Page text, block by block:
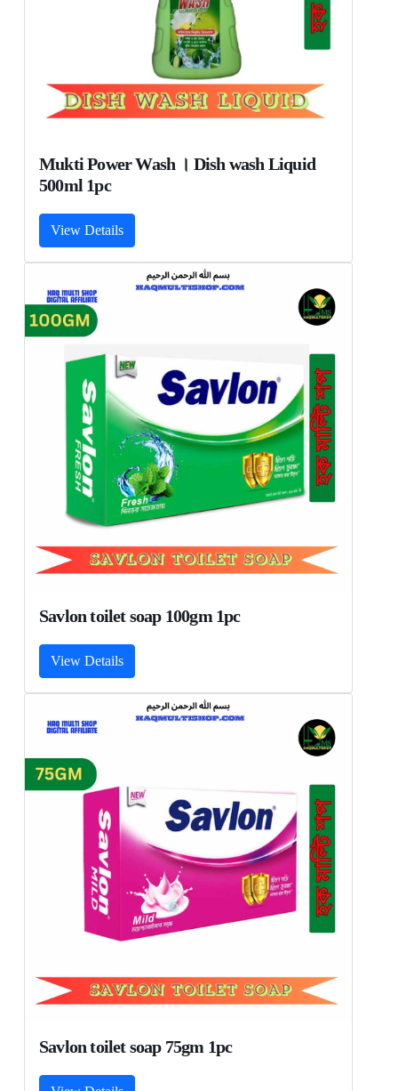
Mukti Power Wash । Dish wash Liquid
500ml 1pc
View Details
Savlon toilet soap 100gm 1pc
View Details
Savlon toilet soap 75gm 1pc